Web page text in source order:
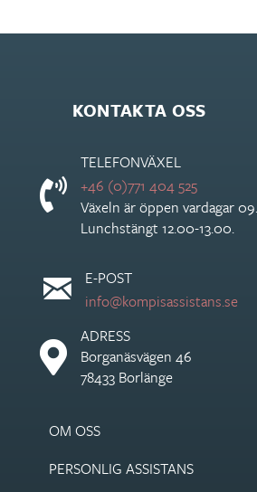
KONTAKTA OSS
TELEFONVÄXEL
+46 (0)771 404 525
Växeln är öppen vardagar
Lunchstängt 12.00-13.00.
E-POST
info@kompisassistans.se
ADRESS
Borganäsvägen 46
78433 Borlänge
OM OSS
PERSONLIG ASSISTANS